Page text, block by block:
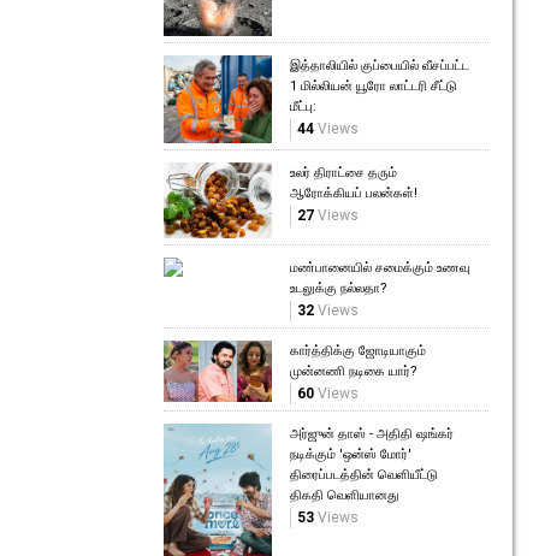
இத்தாலியில் குப்பையில் வீசப்பட்ட
1 மில்லியன் யூரோ லாட்டரி சீட்டு
மீட்பு:
44 Views
உலர் திராட்சை தரும்
ஆரோக்கியப் பலன்கள்!
27 Views
மண்பானையில் சமைக்கும் உணவு
உடலுக்கு நல்லதா?
32 Views
கார்த்திக்கு ஜோடியாகும்
முன்னணி நடிகை யார்?
60 Views
அர்ஜுன் தாஸ் - அதிதி ஷங்கர்
நடிக்கும் 'ஒன்ஸ் மோர்'
திரைப்படத்தின் வெளியீட்டு
திகதி வெளியானது
53 Views